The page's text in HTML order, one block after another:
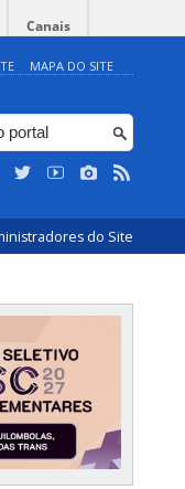
Canais
MAPA DO SITE
do Site